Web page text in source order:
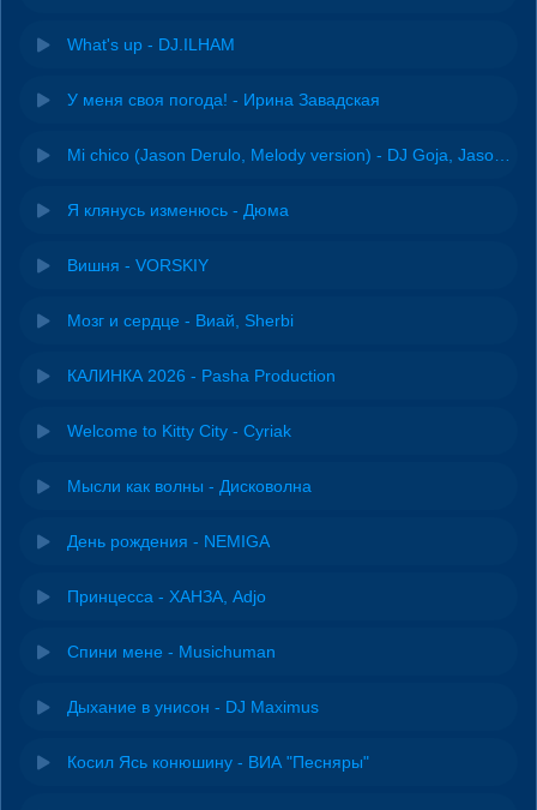
What's up - DJ.ILHAM
У меня своя погода! - Ирина Завадская
Я клянусь изменюсь - Дюма
Вишня - VORSKIY
Мозг и сердце - Виай, Sherbi
КАЛИНКА 2026 - Pasha Production
Welcome to Kitty City - Cyriak
Мысли как волны - Дисковолна
День рождения - NEMIGA
Принцесса - ХАНЗА, Adjo
Спини мене - Musichuman
Дыхание в унисон - DJ Maximus
Косил Ясь конюшину - ВИА "Песняры"